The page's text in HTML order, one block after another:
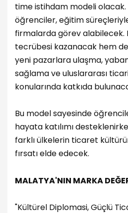
time istihdam modeli olacak.
öğrenciler, eğitim
firmalarda görev alabilecek.
tecrübesi kazanacak hem
yeni pazarlara ulaşma,
sağlama ve uluslararası
konularında katkıda
Bu model sayesinde
hayata katılımı
farklı ülkelerin ticaret
fırsatı elde edecek.
MALATYA'NIN MARKA
"Kültürel Diplomasi, Güçlü